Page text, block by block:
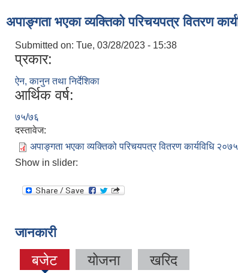
अपाङ्गता भएका व्यक्तिको परिचयपत्र वितरण
Submitted on: Tue, 03/28/2023 - 15:38
प्रकार:
ऐन, कानुन तथा निर्देशिका
आर्थिक वर्ष:
७५/७६
दस्तावेज:
अपाङ्गता भएका व्यक्तिको परिचयपत्र वितरण कार्यविधि
Show in slider:
जानकारी
बजेट योजना खरिद